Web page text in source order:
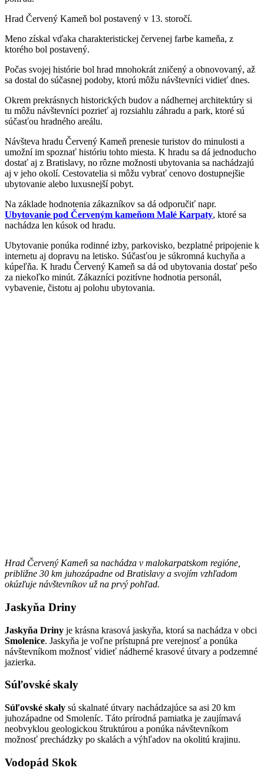
Hrad Červený Kameň bol postavený v 13. storočí.
Meno získal vďaka charakteristickej červenej farbe kameňa, z
ktorého bol postavený.
Počas svojej histórie bol hrad mnohokrát zničený a obnovovaný, až
sa dostal do súčasnej podoby, ktorú môžu návštevníci vidieť dnes.
Okrem prekrásnych historických budov a nádhernej architektúry si
tu môžu návštevníci pozrieť aj rozsiahlu záhradu a park, ktoré sú
súčasťou hradného areálu.
Návšteva hradu Červený Kameň prenesie turistov do minulosti a
umožní im spoznať históriu tohto miesta. K hradu sa dá jednoducho
dostať aj z Bratislavy, no rôzne možnosti ubytovania sa nachádzajú
aj v jeho okolí. Cestovatelia si môžu vybrať cenovo dostupnejšie
ubytovanie alebo luxusnejší pobyt.
Na základe hodnotenia zákazníkov sa dá odporučiť napr.
Ubytovanie pod Červeným kameňom Malé Karpaty, ktoré sa
nachádza len kúsok od hradu.
Ubytovanie ponúka rodinné izby, parkovisko, bezplatné pripojenie k
internetu aj dopravu na letisko. Súčasťou je súkromná kuchyňa a
kúpeľňa. K hradu Červený Kameň sa dá od ubytovania dostať pešo
za niekoľko minút. Zákazníci pozitívne hodnotia personál,
vybavenie, čistotu aj polohu ubytovania.
Hrad Červený Kameň sa nachádza v malokarpatskom regióne,
približne 30 km juhozápadne od Bratislavy a svojím vzhľadom
okúzľuje návštevníkov už na prvý pohľad.
Jaskyňa Driny
Jaskyňa Driny je krásna krasová jaskyňa, ktorá sa nachádza v obci
Smolenice. Jaskyňa je voľne prístupná pre verejnosť a ponúka
návštevníkom možnosť vidieť nádherné krasové útvary a podzemné
jazierka.
Súľovské skaly
Súľovské skaly sú skalnaté útvary nachádzajúce sa asi 20 km
juhozápadne od Smoleníc. Táto prírodná pamiatka je zaujímavá
neobvyklou geologickou štruktúrou a ponúka návštevníkom
možnosť prechádzky po skalách a výhľadov na okolitú krajinu.
Vodopád Skok